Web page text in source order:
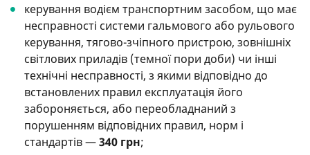
керування водієм транспортним засобом, що має
несправності системи гальмового або рульового
керування, тягово-зчіпного пристрою, зовнішніх
світлових приладів (темної пори доби) чи інші
технічні несправності, з якими відповідно до
встановлених правил експлуатація його
забороняється, або переобладнаний з
порушенням відповідних правил, норм і
стандартів —340 грн;